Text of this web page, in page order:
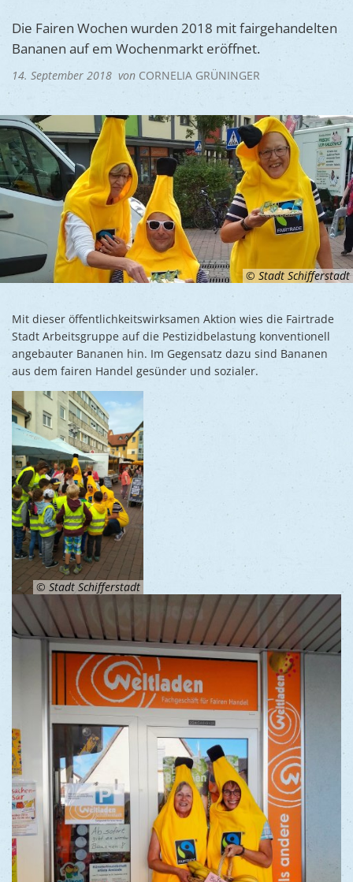
Ukraine
Die Fairen Wochen wurden 2018 mit fairgehandelten
Bananen auf em Wochenmarkt eröffnet.
14. September 2018 von CORNELIA GRÜNINGER
© Stadt Schifferstadt
Mit dieser öffentlichkeitswirksamen Aktion wies die Fairtrade
Stadt Arbeitsgruppe auf die Pestizidbelastung konventionell
angebauter Bananen hin. Im Gegensatz dazu sind Bananen
aus dem fairen Handel gesünder und sozialer.
© Stadt Schifferstadt